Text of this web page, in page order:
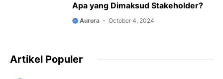
Apa yang Dimaksud Stakeholder?
Aurora October 4, 2024
Artikel Populer